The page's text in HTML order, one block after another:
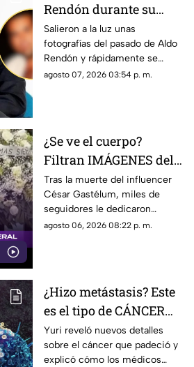
Rendón durante su
juventud; ¿quién es y
por qué todos hablan
de él?
Salieron a la luz unas
fotografías del pasado de Aldo
Rendón y rápidamente se
hicieron virales por cómo se
agosto 07, 2026 03:54 p. m.
¿Se ve el cuerpo?
Filtran IMÁGENES del
funeral de César
Gastélum [VIDEO]
Tras la muerte del influencer
César Gastélum, miles de
seguidores le dedicaron
mensajes de despedida,
agosto 06, 2026 08:22 p. m.
¿Hizo metástasis? Este
es el tipo de CÁNCER
que le diagnosticaron a
Yuri
Yuri reveló nuevos detalles
sobre el cáncer que padeció y
explicó cómo los médicos